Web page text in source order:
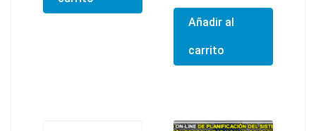
Añadir al
carrito